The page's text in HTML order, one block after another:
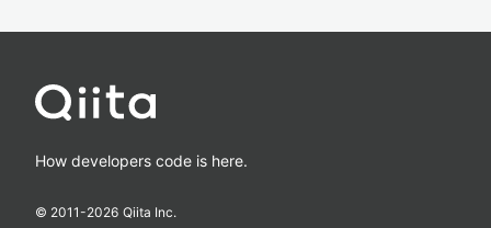
How developers code is here.
© 2011-2026 Qiita Inc.